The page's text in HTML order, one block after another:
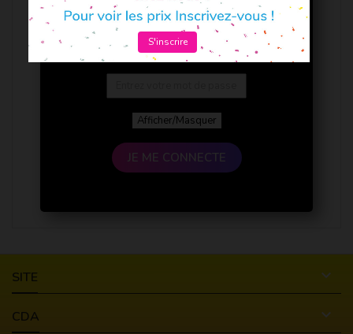
Afficher/Masquer
JE ME CONNECTE
SITE 
CDA 
S'inscrire